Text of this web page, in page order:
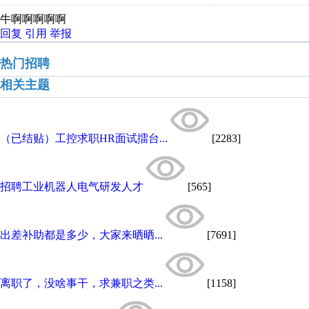
牛啊啊啊啊啊
回复 引用 举报
热门招聘
相关主题
（已结贴）工控求职HR面试擂台... [2283]
招聘工业机器人电气研发人才 [565]
出差补助都是多少，大家来晒晒... [7691]
离职了，没啥事干，求兼职之类... [1158]